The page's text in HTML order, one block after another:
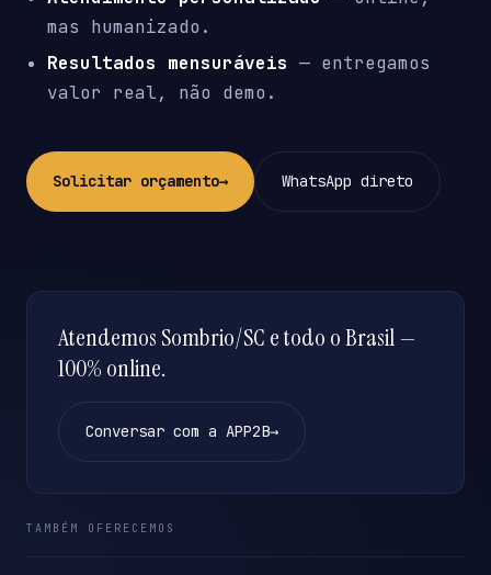
mas humanizado.
Resultados mensuráveis — entregamos
valor real, não demo.
Solicitar orçamento→ WhatsApp direto
Atendemos Sombrio/SC e todo o Brasil —
100% online.
Conversar com a APP2B→
TAMBÉM OFERECEMOS